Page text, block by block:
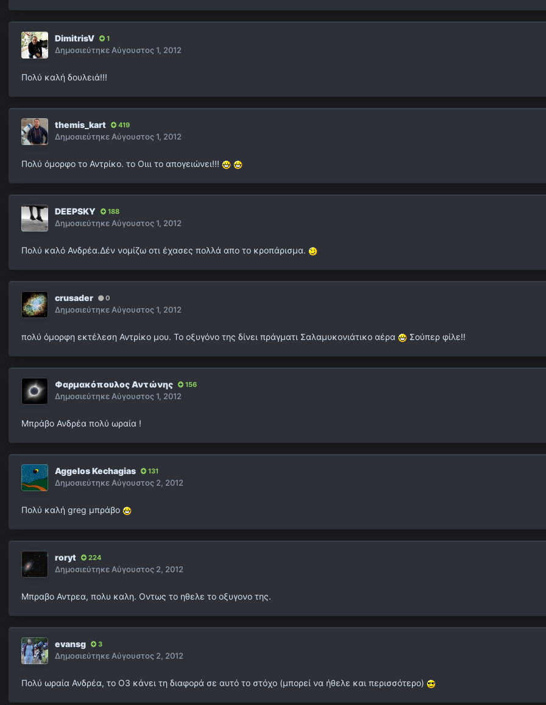
DimitrisV 1
ΔημοσιεύτηκεΑύγουστος 1, 2012
Πολύ καλή δουλειά!!!
themis_kart 419
ΔημοσιεύτηκεΑύγουστος 1, 2012
Πολύ όμορφο το Αντρίκο. το Οιιι το απογειώνει!!!
DEEPSKY 188
ΔημοσιεύτηκεΑύγουστος 1, 2012
Πολύ καλό Ανδρέα.Δέν νομίζω οτι έχασες πολλά απο το κροπάρισμα.
crusader 0
ΔημοσιεύτηκεΑύγουστος 1, 2012
πολύ όμορφη εκτέλεση Αντρίκο μου. Το οξυγόνο της δίνει πράγματι Σαλαμυκονιάτικο αέρα Σούπερ φίλε!!
Φαρμακόπουλος Αντώνης 156
ΔημοσιεύτηκεΑύγουστος 1, 2012
Μπράβο Ανδρέα πολύ ωραία !
Aggelos Kechagias 131
ΔημοσιεύτηκεΑύγουστος 2, 2012
Πολύ καλή greg μπράβο
roryt 224
ΔημοσιεύτηκεΑύγουστος 2, 2012
Μπραβο Αντρεα, πολυ καλη. Οντως το ηθελε το οξυγονο της.
evansg 3
ΔημοσιεύτηκεΑύγουστος 2, 2012
Πολύ ωραία Ανδρέα, το Ο3 κάνει τη διαφορά σε αυτό το στόχο (μπορεί να ήθελε και περισσότερο)